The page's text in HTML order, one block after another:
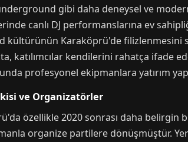
gibi daha deneysel ve
canlı DJ performanslarına ev
kültürünün Karaköprü'de filizlenmesini
katılımcılar kendilerini rahatça ifade
profesyonel ekipmanlara yatırım
ve Organizatörler
özellikle 2020 sonrası daha belirgin
organize partilere dönüşmüştür.